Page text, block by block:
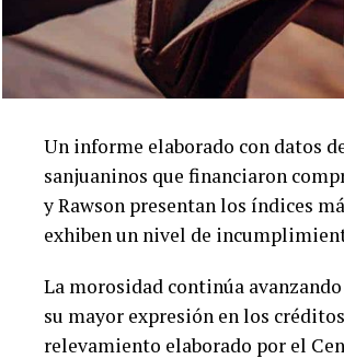
Un informe elaborado con datos
sanjuaninos que financiaron
y Rawson presentan los índices
exhiben un nivel de
La morosidad continúa
su mayor expresión en los
relevamiento elaborado por el